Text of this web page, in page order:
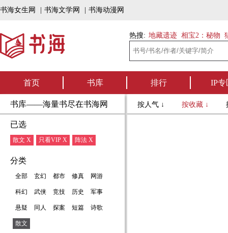
书海女生网 书海文学网 书海动漫网
热搜: 地藏遗迹 相宝2：秘物
首页 书库 排行 IP专
书库——海量书尽在书海网
已选
散文 X 只看VIP X 阵法 X
分类
全部 玄幻 都市 修真 网游
科幻 武侠 竞技 历史 军事
悬疑 同人 探案 短篇 诗歌
散文
按人气 ↓ 按收藏 ↓